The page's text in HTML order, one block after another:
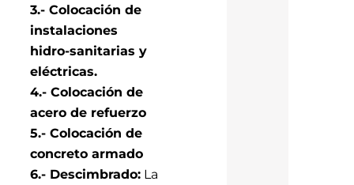
3.- Colocación de
instalaciones
hidro-sanitarias y
eléctricas.
4.- Colocación de
acero de refuerzo
5.- Colocación de
concreto armado
6.- Descimbrado:La